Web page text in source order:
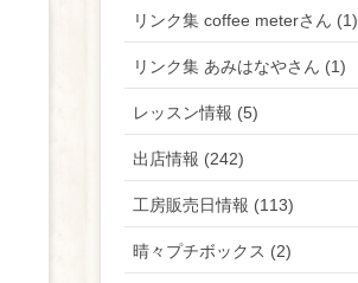
リンク集 coffee meterさん (1)
リンク集 あみはなやさん (1)
レッスン情報 (5)
出店情報 (242)
工房販売日情報 (113)
晴々プチボックス (2)